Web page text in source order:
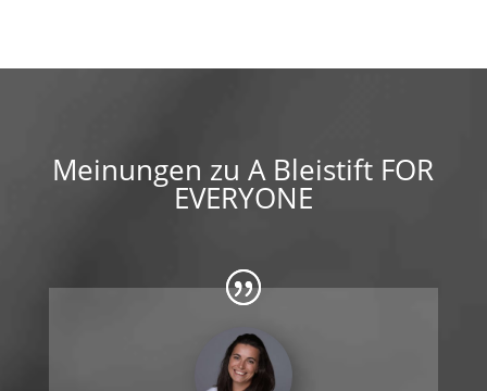
Meinungen zu A Bleistift FOR
EVERYONE